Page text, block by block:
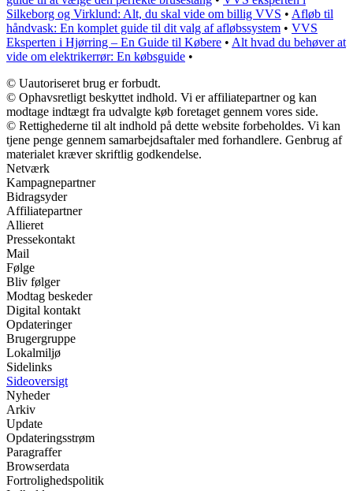
Silkeborg og Virklund: Alt, du skal vide om billig VVS • Afløb til
håndvask: En komplet guide til dit valg af afløbssystem • VVS
Eksperten i Hjørring – En Guide til Købere • Alt hvad du behøver at
vide om elektrikerrør: En købsguide •
© Uautoriseret brug er forbudt.
© Ophavsretligt beskyttet indhold. Vi er affiliatepartner og kan
modtage indtægt fra udvalgte køb foretaget gennem vores side.
© Rettighederne til alt indhold på dette website forbeholdes. Vi kan
tjene penge gennem samarbejdsaftaler med forhandlere. Genbrug af
materialet kræver skriftlig godkendelse.
Netværk
Kampagnepartner
Bidragsyder
Affiliatepartner
Allieret
Pressekontakt
Mail
Følge
Bliv følger
Modtag beskeder
Digital kontakt
Opdateringer
Brugergruppe
Lokalmiljø
Sidelinks
Sideoversigt
Nyheder
Arkiv
Update
Opdateringsstrøm
Paragraffer
Browserdata
Fortrolighedspolitik